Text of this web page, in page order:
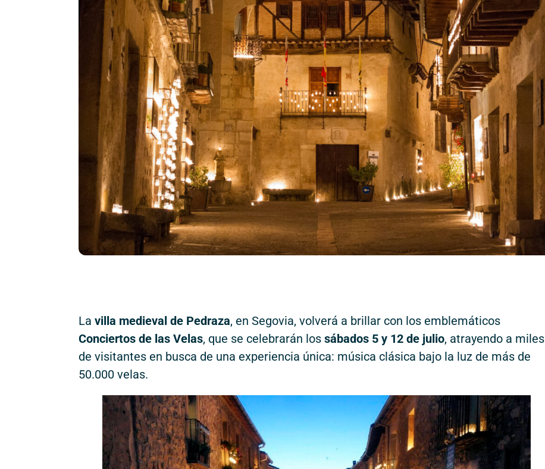
La villa medieval de Pedraza, en Segovia, volverá a brillar con los emblemáticos
Conciertos de las Velas, que se celebrarán los sábados 5 y 12 de julio, atrayendo a miles
de visitantes en busca de una experiencia única: música clásica bajo la luz de más de
50.000 velas.